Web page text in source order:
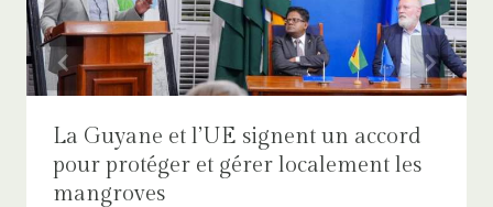
La Guyane et l’UE signent un accord
pour protéger et gérer localement les
mangroves